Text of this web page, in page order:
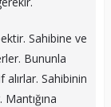
Sahibine ve
Bununla
Sahibinin